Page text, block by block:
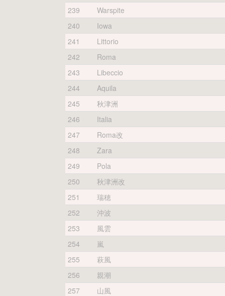
239
Warspite
240
Iowa
241
Littorio
242
Roma
243
Libeccio
244
Aquila
245
秋津洲
246
Italia
247
Roma改
248
Zara
249
Pola
250
秋津洲改
251
瑞穂
252
沖波
253
風雲
254
嵐
255
萩風
256
親潮
257
山風